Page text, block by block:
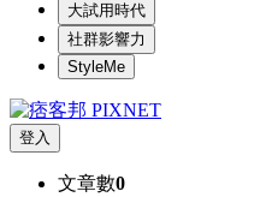
大試用時代
社群影響力
StyleMe
登入
文章數0